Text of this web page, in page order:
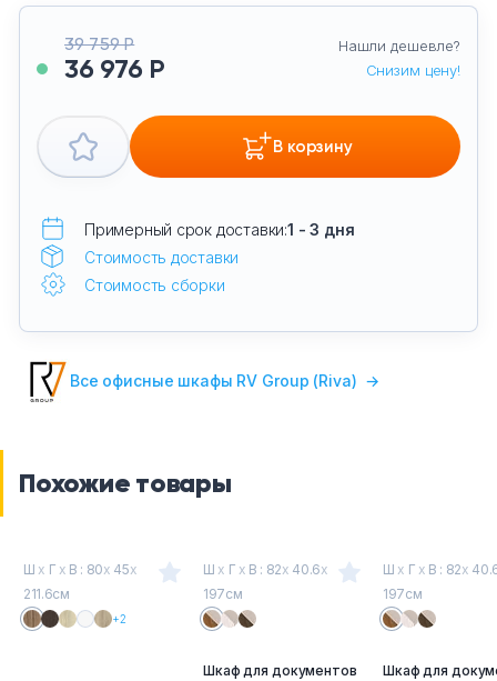
39 759 Р
36 976 Р
Нашли дешевле?
Снизим цену!
В корзину
Примерный срок доставки:1 - 3 дня
Стоимость доставки
Стоимость сборки
Все офисные шкафы RV Group (Riva) →
Похожие товары
Ш х Г х В : 80х 45х
211.6см
+2
Ш х Г х В : 82х 40.6х
197см
Шкаф для документов
Ш х Г х В : 82х
197см
Шкаф для